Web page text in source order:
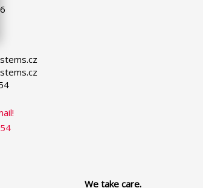
We take care.